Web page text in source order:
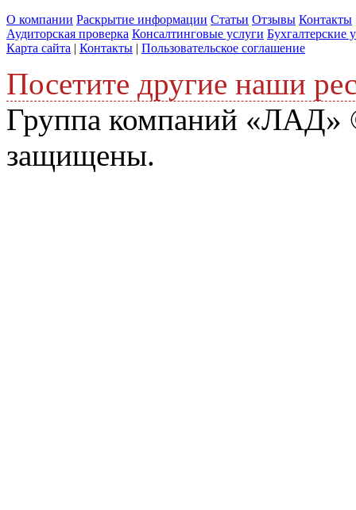
О компании Раскрытие информации Статьи Отзывы Контакты
Аудиторская проверка Консалтинговые услуги Бухгалтерские
Карта сайта | Контакты | Пользовательское соглашение
Посетите другие наши
Группа компаний «ЛАД»
защищены.